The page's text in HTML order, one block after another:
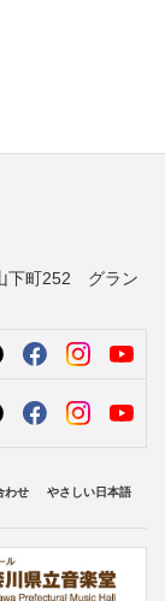
下町252 グラン
わせ やさしい日本語